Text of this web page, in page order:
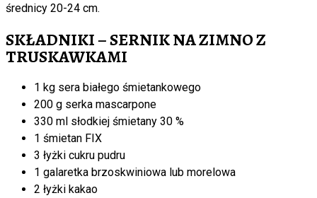
średnicy 20-24 cm.
SKŁADNIKI – SERNIK NA ZIMNO Z
TRUSKAWKAMI
1 kg sera białego śmietankowego
200 g serka mascarpone
330 ml słodkiej śmietany 30 %
1 śmietan FIX
3 łyżki cukru pudru
1 galaretka brzoskwiniowa lub morelowa
2 łyżki kakao